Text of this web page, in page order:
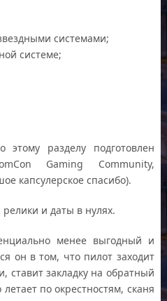
системами;
системе;
разделу подготовлен
Gaming Community,
капсулерское спасибо).
релики и даты в нулях.
менее выгодный и
он в том, что пилот заходит
ставит закладку на обратный
по окрестностям, сканя